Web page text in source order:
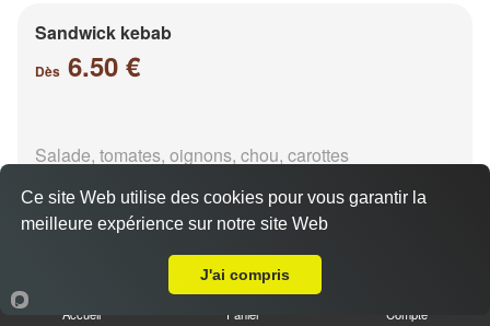
Sandwick kebab
Dès 6.50 €
Salade, tomates, oignons, chou, carottes
Durüm kebab
Accueil Panier Compte
Ce site Web utilise des cookies pour vous garantir la
meilleure expérience sur notre site Web
J'ai compris